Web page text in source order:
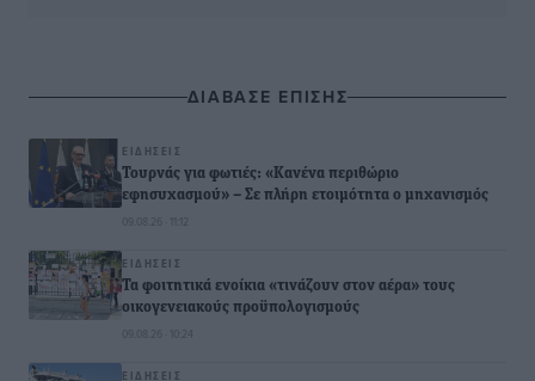
ΔΙΑΒΑΣΕ ΕΠΙΣΗΣ
ΕΙΔΉΣΕΙΣ
Τουρνάς για φωτιές: «Κανένα περιθώριο
εφησυχασμού» – Σε πλήρη ετοιμότητα ο μηχανισμός
09.08.26 · 11:12
ΕΙΔΉΣΕΙΣ
Τα φοιτητικά ενοίκια «τινάζουν στον αέρα» τους
οικογενειακούς προϋπολογισμούς
09.08.26 · 10:24
ΕΙΔΉΣΕΙΣ